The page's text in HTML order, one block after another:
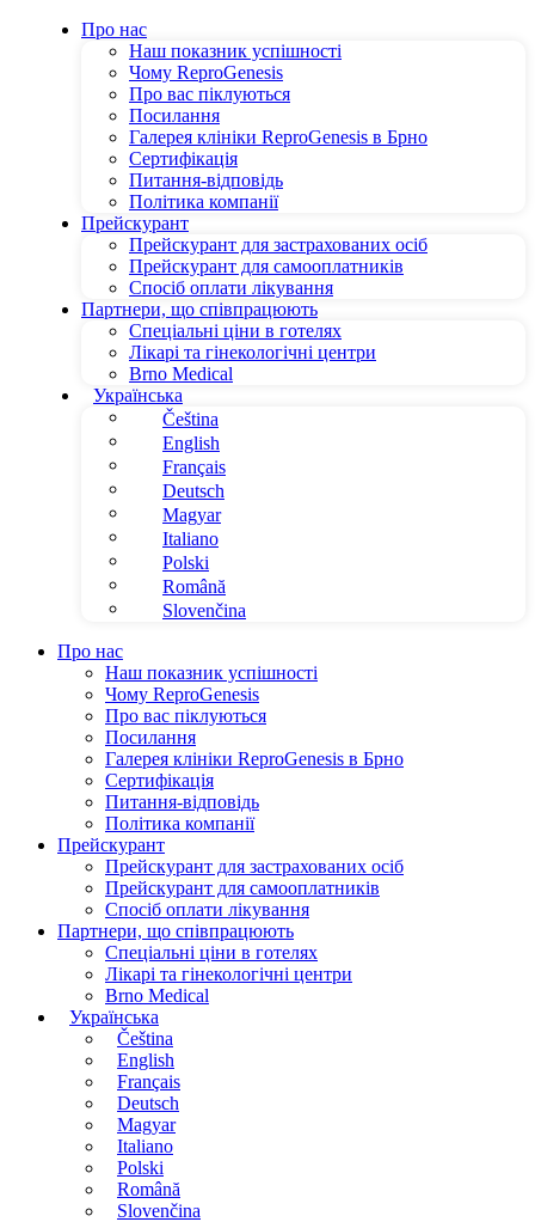
Про нас
Наш показник успішності
Чому ReproGenesis
Про вас піклуються
Посилання
Галерея клініки ReproGenesis в Брно
Сертифікація
Питання-відповідь
Політика компанії
Прейскурант
Прейскурант для застрахованих осіб
Прейскурант для самооплатників
Спосіб оплати лікування
Партнери, що співпрацюють
Спеціальні ціни в готелях
Лікарі та гінекологічні центри
Brno Medical
Українська
Čeština
English
Français
Deutsch
Magyar
Italiano
Polski
Română
Slovenčina
Про нас
Наш показник успішності
Чому ReproGenesis
Про вас піклуються
Посилання
Галерея клініки ReproGenesis в Брно
Сертифікація
Питання-відповідь
Політика компанії
Прейскурант
Прейскурант для застрахованих осіб
Прейскурант для самооплатників
Спосіб оплати лікування
Партнери, що співпрацюють
Спеціальні ціни в готелях
Лікарі та гінекологічні центри
Brno Medical
Українська
Čeština
English
Français
Deutsch
Magyar
Italiano
Polski
Română
Slovenčina